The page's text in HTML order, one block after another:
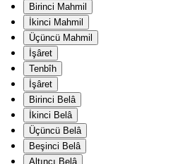
Birinci Mahmil
İkinci Mahmil
Üçüncü Mahmil
İşâret
Tenbîh
İşâret
Birinci Belâ
İkinci Belâ
Üçüncü Belâ
Beşinci Belâ
Altıncı Belâ